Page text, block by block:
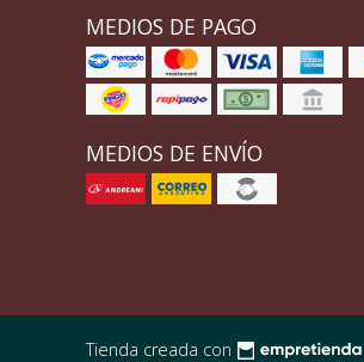
MEDIOS DE PAGO
MEDIOS DE ENVÍO
Tienda creada con